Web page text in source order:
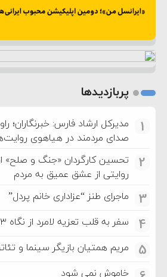
پربازدیدها
1
مدیرکل ارشاد فارس: خبرنگاران؛
صدای مردمند در هیاهوی
2
تحسین کارگردان «جنگ و صلح»
روایتی از عشق عمیق به مردم
3 ماجرای طنز “عزاداری خانم پردل”
4 سفر به قلب تعزیه لامرد از نگاه ۱۳ هنرمند عکاس
5 مریم همتیان بازیگر سینما و
خاموش نمی شود